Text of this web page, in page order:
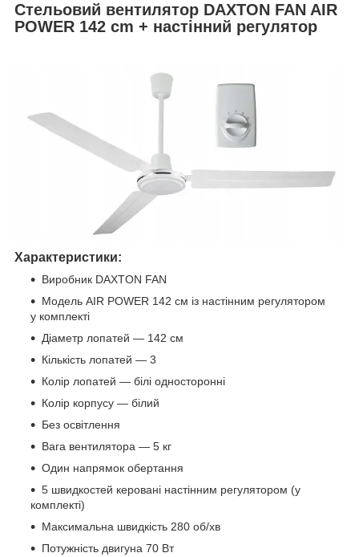
Стельовий вентилятор DAXTON FAN AIR
POWER 142 cm + настінний регулятор
Характеристики:
Виробник DAXTON FAN
Модель AIR POWER 142 см із настінним регулятором
у комплекті
Діаметр лопатей — 142 см
Кількість лопатей — 3
Колір лопатей — білі односторонні
Колір корпусу — білий
Без освітлення
Вага вентилятора — 5 кг
Один напрямок обертання
5 швидкостей керовані настінним регулятором (у
комплекті)
Максимальна швидкість 280 об/хв
Потужність двигуна 70 Вт